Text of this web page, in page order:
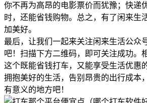
你不再为高昂的电影票价而犹豫；快递
时，还能省钱购物。总之，有了闲来生
加美好。
最后，让我们一起来关注闲来生活公众
吧！扫描下方二维码，即可关注成功。
这个既能省钱打车，又能享受生活优惠
拥抱美好的生活，告别昂贵的出行成本
有意义的地方吧！